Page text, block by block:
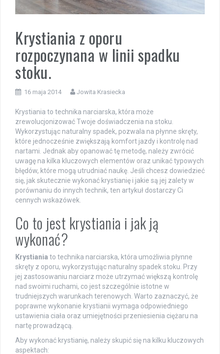
Krystiania z oporu
rozpoczynana w linii spadku
stoku.
16 maja 2014 Jowita Krasiecka
Krystiania to technika narciarska, która może
zrewolucjonizować Twoje doświadczenia na stoku.
Wykorzystując naturalny spadek, pozwala na płynne skręty,
które jednocześnie zwiększają komfort jazdy i kontrolę nad
nartami. Jednak aby opanować tę metodę, należy zwrócić
uwagę na kilka kluczowych elementów oraz unikać typowych
błędów, które mogą utrudniać naukę. Jeśli chcesz dowiedzieć
się, jak skutecznie wykonać krystianię i jakie są jej zalety w
porównaniu do innych technik, ten artykuł dostarczy Ci
cennych wskazówek.
Co to jest krystiania i jak ją
wykonać?
Krystiania to technika narciarska, która umożliwia płynne
skręty z oporu, wykorzystując naturalny spadek stoku. Przy
jej zastosowaniu narciarz może utrzymać większą kontrolę
nad swoimi ruchami, co jest szczególnie istotne w
trudniejszych warunkach terenowych. Warto zaznaczyć, że
poprawne wykonanie krystianii wymaga odpowiedniego
ustawienia ciała oraz umiejętności przeniesienia ciężaru na
nartę prowadzącą.
Aby wykonać krystianię, należy skupić się na kilku kluczowych
aspektach: